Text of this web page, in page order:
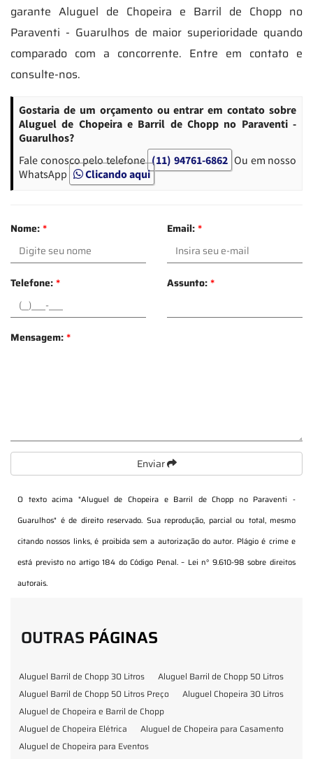
garante Aluguel de Chopeira e Barril de Chopp no
Paraventi - Guarulhos de maior superioridade quando
comparado com a concorrente. Entre em contato e
consulte-nos.
Gostaria de um orçamento ou entrar em contato sobre
Aluguel de Chopeira e Barril de Chopp no Paraventi -
Guarulhos?
Fale conosco pelo telefone (11) 94761-6862 Ou em nosso
WhatsApp
Clicando aqui
Nome:* Email:*
Telefone:* Assunto:*
Mensagem:*
Enviar
O texto acima "Aluguel de Chopeira e Barril de Chopp no Paraventi -
Guarulhos" é de direito reservado. Sua reprodução, parcial ou total, mesmo
citando nossos links, é proibida sem a autorização do autor. Plágio é crime e
está previsto no artigo 184 do Código Penal. – Lei n° 9.610-98 sobre direitos
autorais.
OUTRAS PÁGINAS
Aluguel Barril de Chopp 30 Litros
Aluguel Barril de Chopp 50 Litros
Aluguel Barril de Chopp 50 Litros Preço
Aluguel Chopeira 30 Litros
Aluguel de Chopeira e Barril de Chopp
Aluguel de Chopeira Elétrica
Aluguel de Chopeira para Casamento
Aluguel de Chopeira para Eventos